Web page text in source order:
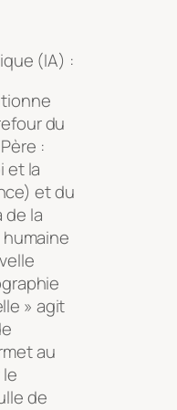
(IA) :
du
:
et la
et du
de la
» agit
au
de